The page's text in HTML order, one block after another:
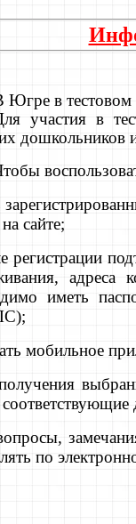
Югре в
участия в
дошкольников
сайте;
регистрации
иметь
мобильное
по